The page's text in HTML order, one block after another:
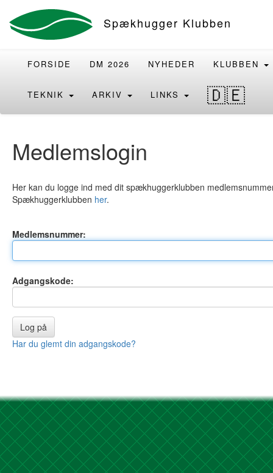
Spækhugger Klubben
FORSIDE DM 2026 NYHEDER KLUBBEN
TEKNIK ARKIV LINKS 🇩🇪
Medlemslogin
Her kan du logge ind med dit spækhuggerklubben
Spækhuggerklubben her.
Medlemsnummer:
Adgangskode:
Har du glemt din adgangskode?